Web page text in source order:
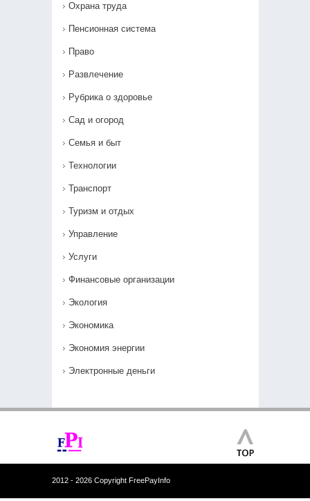
Охрана труда
Пенсионная система
Право
Развлечение
Рубрика о здоровье
Сад и огород
Семья и быт
Технологии
Транспорт
Туризм и отдых
Управление
Услуги
Финансовые организации
Экология
Экономика
Экономия энергии
Электронные деньги
2012 - 2026 Copyright FreePayInfo